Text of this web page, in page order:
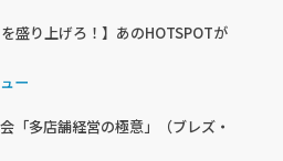
を盛り上げろ！】あのHOTSPOTが
ー
「多店舗経営の極意」（ブレズ・